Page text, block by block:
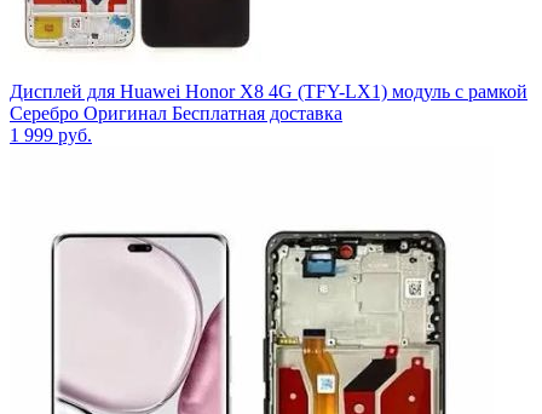
Дисплей для Huawei Honor X8 4G (TFY-LX1) модуль с рамкой
Серебро Оригинал Бесплатная доставка
1 999 руб.